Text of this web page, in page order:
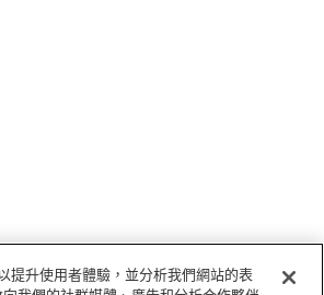
提升使用者體驗，並分析我們網站的表